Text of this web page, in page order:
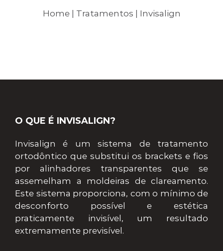
Home| Tratamentos | Invisalign
O QUE É INVISALIGN?
Invisalign é um sistema de tratamento
ortodôntico que substitui os brackets e fios
por alinhadores transparentes que se
assemelham a moldeiras de clareamento.
Este sistema proporciona, com o mínimo de
desconforto possível e estética
praticamente invisível, um resultado
extremamente previsível.